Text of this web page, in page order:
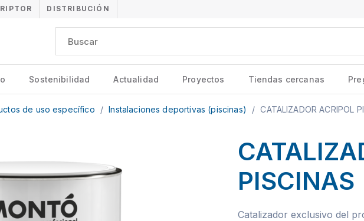
DISTRIBUCIÓN
Sostenibilidad Actualidad Proyectos Tiendas cercanas
de uso específico / Instalaciones deportivas (piscinas) / CATALIZADOR ACRIPOL
PISCINAS
Catalizador exclusivo del